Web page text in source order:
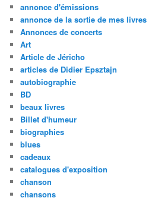
annonce d'émissions
annonce de la sortie de mes livres
Annonces de concerts
Art
Article de Jéricho
articles de Didier Epsztajn
autobiographie
BD
beaux livres
Billet d'humeur
biographies
blues
cadeaux
catalogues d'exposition
chanson
chansons